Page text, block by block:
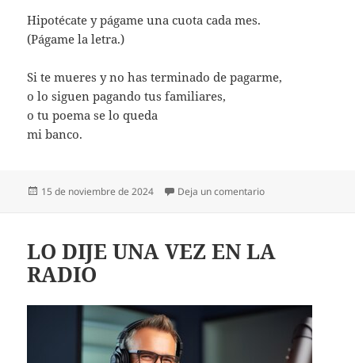
Hipotécate y págame una cuota cada mes.
(Págame la letra.)
Si te mueres y no has terminado de pagarme,
o lo siguen pagando tus familiares,
o tu poema se lo queda
mi banco.
Publicado
15 de noviembre de 2024 Deja un comentarioen MI BANCO DE
LO DIJE UNA VEZ EN LA
RADIO